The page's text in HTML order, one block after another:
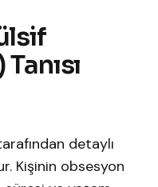
detaylı
Kişinin obsesyon